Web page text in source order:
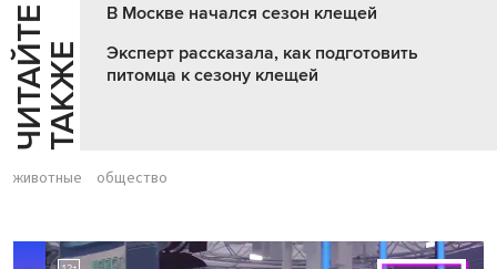
Ч
И
Т
АЙ
Т
Е
Т
А
К
ЖЕ
В Москве начался сезон клещей
Эксперт рассказала, как подготовить
питомца к сезону клещей
животные общество